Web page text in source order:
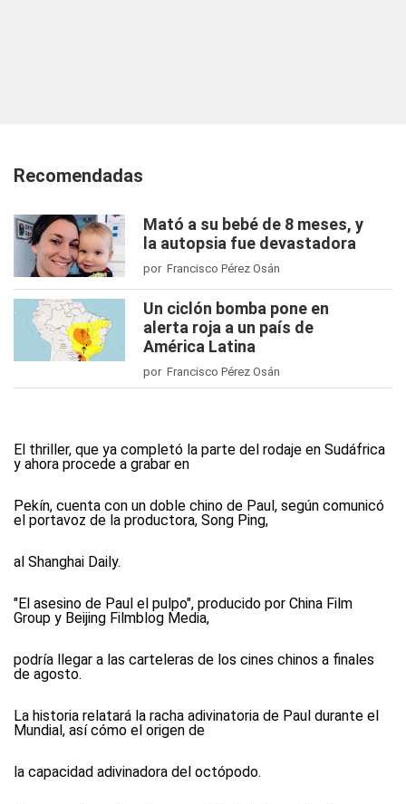
Recomendadas
Mató a su bebé de 8 meses, y
la autopsia fue devastadora
por Francisco Pérez Osán
Un ciclón bomba pone en
alerta roja a un país de
América Latina
por Francisco Pérez Osán
El thriller, que ya completó la parte del rodaje en Sudáfrica
y ahora procede a grabar en
Pekín, cuenta con un doble chino de Paul, según comunicó
el portavoz de la productora, Song Ping,
al Shanghai Daily.
"El asesino de Paul el pulpo", producido por China Film
Group y Beijing Filmblog Media,
podría llegar a las carteleras de los cines chinos a finales
de agosto.
La historia relatará la racha adivinatoria de Paul durante el
Mundial, así cómo el origen de
la capacidad adivinadora del octópodo.